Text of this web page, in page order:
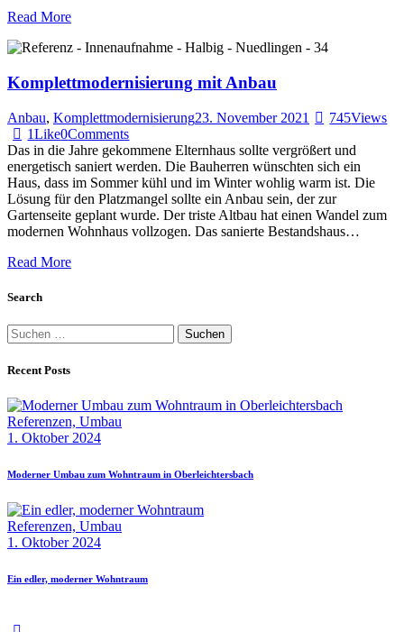
Read More
Komplettmodernisierung mit Anbau
Anbau, Komplettmodernisierung23. November 2021 745Views
1Like0Comments
Das in die Jahre gekommene Elternhaus sollte vergrößert und
energetisch saniert werden. Die Bauherren wünschten sich ein
Haus, dass im Sommer kühl und im Winter wohlig warm ist. Die
Lösung für den Platzmangel sollte ein Anbau sein, der zur
Gartenseite geplant wurde. Der triste Altbau hat einen Wandel zum
modernen Wohnhaus vollzogen. Das sanierte Bestandshaus…
Read More
Search
Suchen
nach:
Recent Posts
Referenzen, Umbau
1. Oktober 2024
Moderner Umbau zum Wohntraum in Oberleichtersbach
Referenzen, Umbau
1. Oktober 2024
Ein edler, moderner Wohntraum